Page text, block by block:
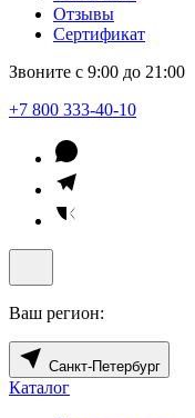
Отзывы
Сертификат
Звоните с 9:00 до 21:00
+7 800 333-40-10
Ваш регион:
Санкт-Петербург
Каталог